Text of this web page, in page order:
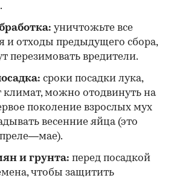
уничтожьте все
и отходы предыдущего сбора,
перезимовать вредители.
сроки посадки лука,
климат, можно отодвинуть на
поколение взрослых мух
весенние яйца (это
и грунта: перед посадкой
чтобы защитить